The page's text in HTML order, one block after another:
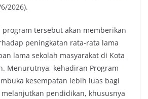
2026).
tersebut akan memberikan
peningkatan rata-rata lama
lama sekolah masyarakat di Kota
Menurutnya, kehadiran Program
kesempatan lebih luas bagi
pendidikan, khususnya